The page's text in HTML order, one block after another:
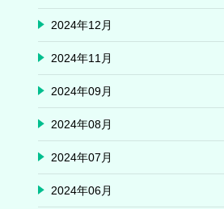
2024年12月
2024年11月
2024年09月
2024年08月
2024年07月
2024年06月